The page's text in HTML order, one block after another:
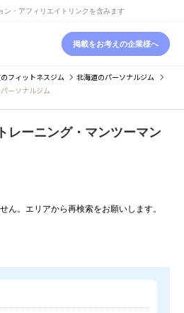
ン・アフィリエイトリンクを含みます
掲載をお考えの企業様へ
のフィットネスジム 北海道のパーソナルジム
ーソナルジム
レーニング・マンツーマン
ん。エリアから再検索をお願いします。